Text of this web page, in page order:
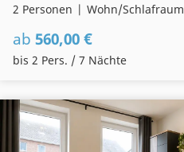
2 Personen Wohn/Schlafraum
ab 560,00 €
bis 2 Pers. / 7 Nächte